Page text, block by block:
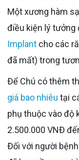
Một xương hàm
điều kiện lý tưởng
Implant cho các
đã mất) trong
Để Chú có thêm
giá bao nhiêu tại
phụ thuộc vào độ
2.500.000 VNĐ
Đối với người